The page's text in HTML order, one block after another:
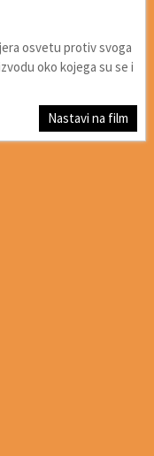
osvetu protiv svoga
oko kojega su se i
Nastavi na film